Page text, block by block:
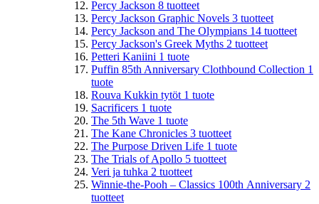
Percy Jackson 8 tuotteet
Percy Jackson Graphic Novels 3 tuotteet
Percy Jackson and The Olympians 14 tuotteet
Percy Jackson's Greek Myths 2 tuotteet
Petteri Kaniini 1 tuote
Puffin 85th Anniversary Clothbound Collection 1
tuote
Rouva Kukkin tytöt 1 tuote
Sacrificers 1 tuote
The 5th Wave 1 tuote
The Kane Chronicles 3 tuotteet
The Purpose Driven Life 1 tuote
The Trials of Apollo 5 tuotteet
Veri ja tuhka 2 tuotteet
Winnie-the-Pooh – Classics 100th Anniversary 2
tuotteet